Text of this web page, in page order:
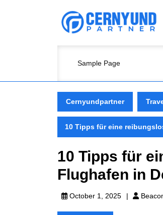
Sample Page
Cernyundpartner
10 Tipps für eine
10 Tipps für
Flughafen in
October 1, 2025